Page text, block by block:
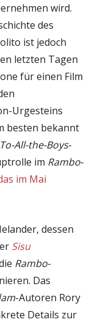
wird.
des
ist jedoch
letzten Tagen
für einen Film
Urgesteins
besten bekannt
To-All-the-Boys-
im Rambo-
im Mai
dessen
Sisu
Rambo-
Das
-Autoren Rory
Details zur